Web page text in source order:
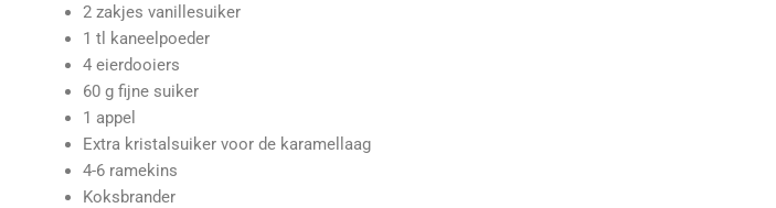
2 zakjes vanillesuiker
1 tl kaneelpoeder
4 eierdooiers
60 g fijne suiker
1 appel
Extra kristalsuiker voor de karamellaag
4-6 ramekins
Koksbrander